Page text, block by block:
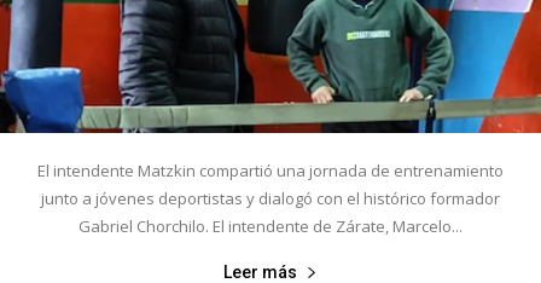
El intendente Matzkin compartió una jornada de entrenamiento
junto a jóvenes deportistas y dialogó con el histórico formador
Gabriel Chorchilo. El intendente de Zárate, Marcelo...
Leer más